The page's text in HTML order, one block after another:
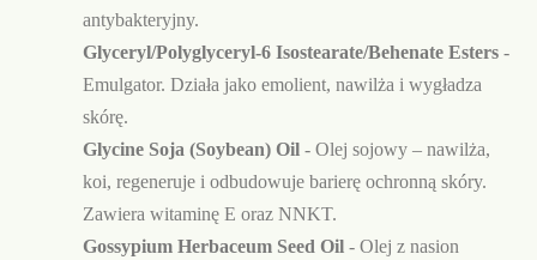
antybakteryjny.
Glyceryl/Polyglyceryl-6 Isostearate/Behenate Esters -
Emulgator. Działa jako emolient, nawilża i wygładza
skórę.
Glycine Soja (Soybean) Oil - Olej sojowy – nawilża,
koi, regeneruje i odbudowuje barierę ochronną skóry.
Zawiera witaminę E oraz NNKT.
Gossypium Herbaceum Seed Oil - Olej z nasion